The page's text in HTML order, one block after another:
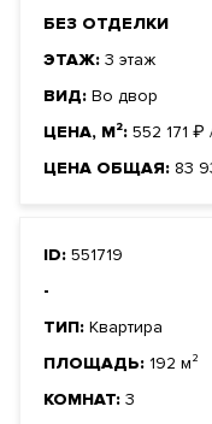
БЕЗ ОТДЕЛКИ
ЭТАЖ: 3 этаж
ВИД: Во двор
ЦЕНА, М²: 552 171 ₽
ЦЕНА ОБЩАЯ: 83
ID: 551719
-
ТИП: Квартира
ПЛОЩАДЬ: 192 м²
КОМНАТ: 3